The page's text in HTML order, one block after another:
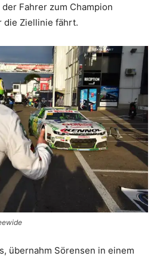
Fahrer zum Champion
die Ziellinie fährt.
übernahm Sörensen in einem